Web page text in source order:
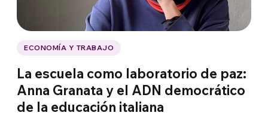
ECONOMÍA Y TRABAJO
La escuela como laboratorio de paz:
Anna Granata y el ADN democrático
de la educación italiana